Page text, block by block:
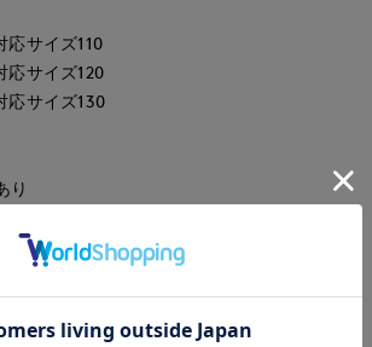
サイズ110
応サイズ120
応サイズ130
り
ンはこちら≫
ース品番:5130172202